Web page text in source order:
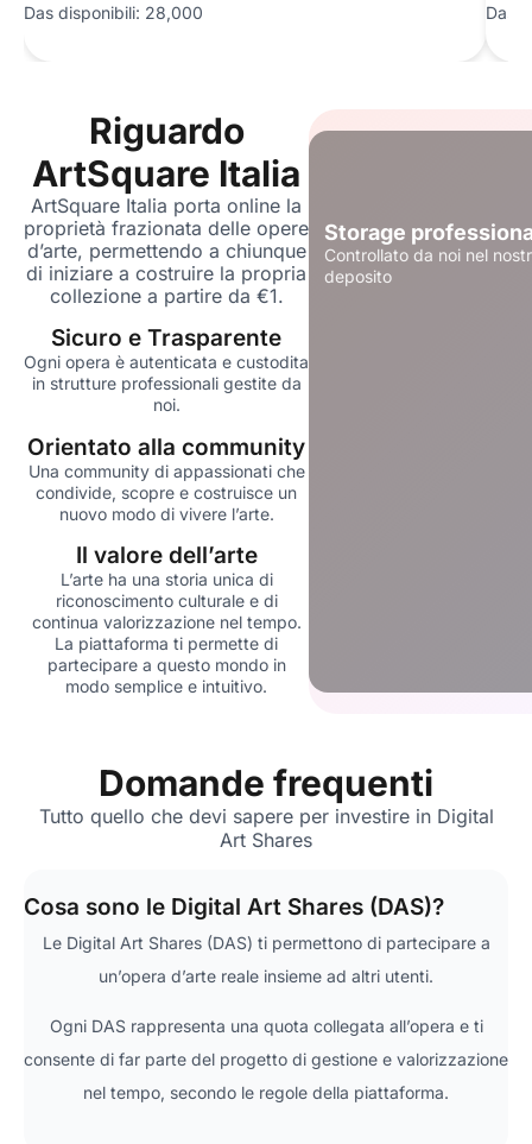
Das disponibili: 28,000 Das
Riguardo
ArtSquare Italia
ArtSquare Italia porta online la
proprietà frazionata delle opere
d’arte, permettendo a chiunque
di iniziare a costruire la propria
collezione a partire da €1.
Sicuro e Trasparente
Ogni opera è autenticata e custodita
in strutture professionali gestite da
noi.
Orientato alla community
Una community di appassionati che
condivide, scopre e costruisce un
nuovo modo di vivere l’arte.
Il valore dell’arte
L’arte ha una storia unica di
riconoscimento culturale e di
continua valorizzazione nel tempo.
La piattaforma ti permette di
partecipare a questo mondo in
modo semplice e intuitivo.
Storage
Controllato da noi nel
deposito
Domande frequenti
Tutto quello che devi sapere per investire in Digital
Art Shares
Cosa sono le Digital Art Shares (DAS)?
Le Digital Art Shares (DAS) ti permettono di partecipare a
un’opera d’arte reale insieme ad altri utenti.
Ogni DAS rappresenta una quota collegata all’opera e ti
consente di far parte del progetto di gestione e valorizzazione
nel tempo, secondo le regole della piattaforma.